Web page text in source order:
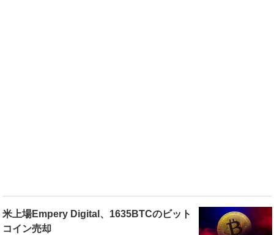
米上場Empery Digital、1635BTCのビット
コイン売却